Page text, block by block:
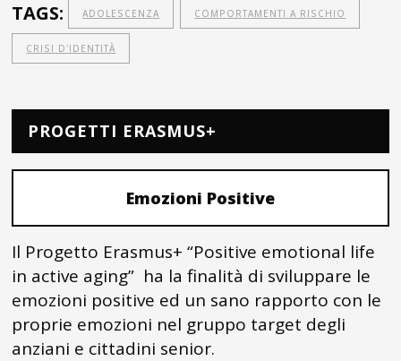
TAGS: ADOLESCENZA COMPORTAMENTI A RISCHIO
CRISI D'IDENTITÀ
PROGETTI ERASMUS+
Emozioni Positive
Il Progetto Erasmus+ “Positive emotional life
in active aging” ha la finalità di sviluppare le
emozioni positive ed un sano rapporto con le
proprie emozioni nel gruppo target degli
anziani e cittadini senior.